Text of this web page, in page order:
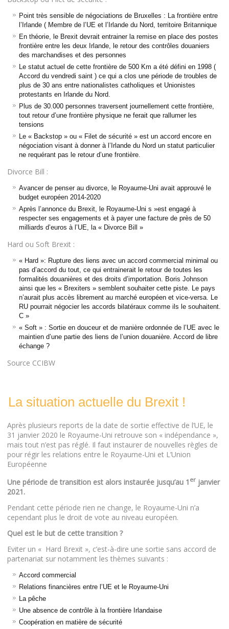
Point très sensible de négociations de Bruxelles : La frontière entre
l’Irlande ( Membre de l’UE et l’Irlande du Nord, territoire Britannique
En théorie, le Brexit devrait entrainer la remise en place des postes
frontière entre les deux Irlande, le retour des contrôles douaniers
des marchandises et des personnes
Le statut actuel de cette frontière de 500 Km a été défini en 1998 (
Accord du vendredi saint ) ce qui a clos une période de troubles de
plus de 30 ans entre nationalistes catholiques et Unionistes
protestants en Irlande du Nord.
Plus de 30.000 personnes traversent journellement cette frontière,
tout retour d’une frontière physique ne ferait que rallumer les
tensions
Le « Backstop » ou « Filet de sécurité » est un accord encore en
négociation visant à donner à l’Irlande du Nord un statut particulier
ne requérant pas le retour d’une frontière.
Divorce Bill :
Avancer de penser au divorce, le Royaume-Uni avait approuvé le
budget européen 2014-2020
Après l’annonce du Brexit, le Royaume-Uni s »est engagé à
respecter ses engagements et à payer une facture de près de 50
milliards d’euros à l’UE, la « Divorce Bill »
Hard ou Soft Brexit :
« Hard »: Rupture des liens avec un accord commercial minimal ou
pas d’accord du tout, ce qui entrainerait le retour de toutes les
formalités douanières et des droits d’importation. Boris Johnson
ainsi que les « Brexiters » semblent souhaiter cette piste. Le pays
n’aurait plus accès librement au marché européen et vice-versa. Le
RU pourrait négocier les accords bilatéraux comme ils le souhaitent.
C »
« Soft » : Sortie en douceur et de manière ordonnée de l’UE avec le
maintien d’une partie des liens de l’union douanière. Accord de libre
échange ?
Source CCIBW
La situation actuelle du Brexit !
Après plusieurs reports de la date de sortie effective de l’UE, le
31 janvier 2020 le Royaume-Uni retrouve son « indépendance »,
mais tout n’est pas réglé. Il faut instaurer de nouvelles règles de
pour régir les relations entre le Royaume-Uni et L’Union
Européenne
Une période de transition est alors instaurée jusqu’au 1 er janvier
2021.
Pendant cette période rien ne change, le Royaume-Uni n’a
cependant plus le droit de vote au niveau européen.
Quel est le but de cette transition ?
Eviter un « Hard Brexit », c’est-à-dire une sortie sans accord de
partenariat sur notamment les thèmes suivants :
Accord commercial
Relations financières entre l’UE et le Royaume-Uni
La pêche
Une absence de contrôle à la frontière Irlandaise
Coopération en matière de sécurité